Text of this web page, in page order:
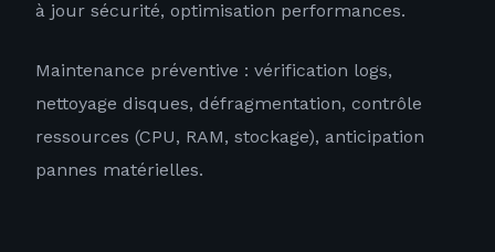
à jour sécurité, optimisation performances.
Maintenance préventive : vérification logs,
nettoyage disques, défragmentation, contrôle
ressources (CPU, RAM, stockage), anticipation
pannes matérielles.